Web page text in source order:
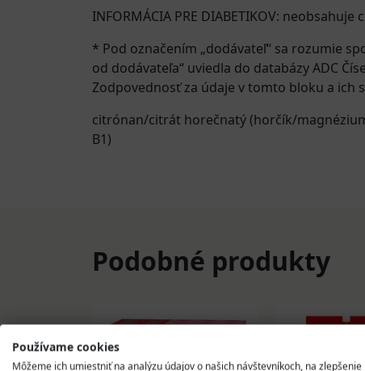
INFORMÁCIA PRE DIABETIKOV: neobsahuje
* Pod označením „dodávateľ“ sa rozumie
od dodávateľa“ uviedla do databázy ADC
Zodpovednosť za údaje v tomto bloku a ich
citrónan/citrát horečnatý (horčík/
B1)
Podobné produkty
Používame cookies
Môžeme ich umiestniť na analýzu údajov o našich návštevníkoch, na zlepšenie